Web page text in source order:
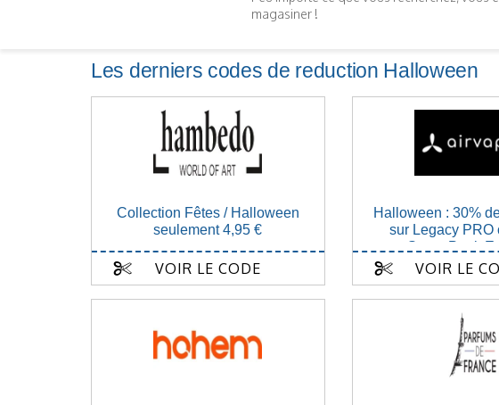
magasiner !
Les derniers codes de reduction Halloween
Collection Fêtes / Halloween
seulement 4,95 €
VOIR LE CODE
Halloween : 30%
sur Legacy PRO
SteamPunk
VOIR LE